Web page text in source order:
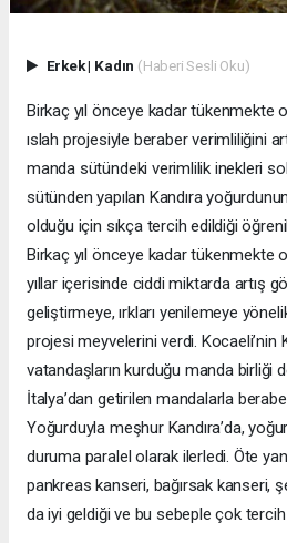
Erkek| Kadın (Haberi Sesli Oku)
Birkaç yıl önceye kadar tükenmekte
ıslah projesiyle beraber verimliliğini
manda sütündeki verimlilik inekleri
sütünden yapılan Kandıra
olduğu için sıkça tercih edildiği
Birkaç yıl önceye kadar tükenmekte
yıllar içerisinde ciddi miktarda artış
geliştirmeye, ırkları yenilemeye
projesi meyvelerini verdi. Kocaeli’nin
vatandaşların kurduğu manda birliği
İtalya’dan getirilen mandalarla
Yoğurduyla meşhur Kandıra’da,
duruma paralel olarak ilerledi. Öte
pankreas kanseri, bağırsak kanseri,
da iyi geldiği ve bu sebeple çok